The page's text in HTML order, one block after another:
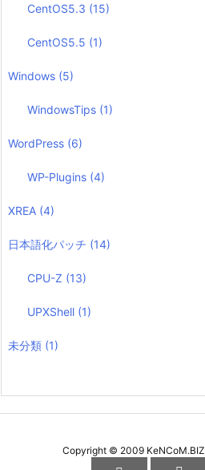
CentOS5.3 (15)
CentOS5.5 (1)
Windows (5)
WindowsTips (1)
WordPress (6)
WP-Plugins (4)
XREA (4)
日本語化パッチ (14)
CPU-Z (13)
UPXShell (1)
未分類 (1)
Copyright © 2009 KeNCoM.BIZ